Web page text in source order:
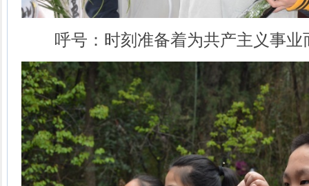
呼号：时刻准备着为共产主义事业